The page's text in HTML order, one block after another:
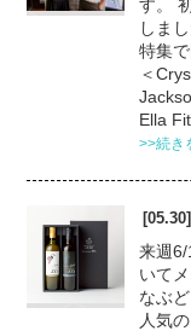
す。
しま
特集
＜
Ella
>>続き
来週
いて
なぶ
人気